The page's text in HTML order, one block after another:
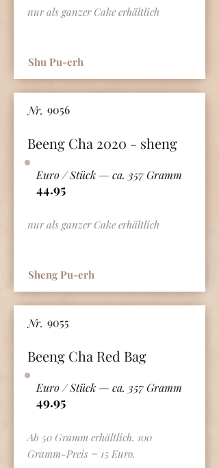
nur als ganzer Cake erhältlich
Shu Pu-erh
9056
Nr.
Beeng Cha 2020 - sheng
44.95
Euro / Stück — ca. 357 Gramm
nur als ganzer Cake erhältlich
Sheng Pu-erh
9055
Nr.
Beeng Cha Red Bag
49.95
Euro / Stück — ca. 357 Gramm
Ab 50 Gramm erhältlich. 100
Gramm-Preis = 15 Euro.